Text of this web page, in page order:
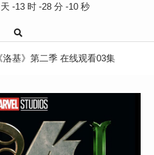
-13 时 -28 分 -11 秒
洛基》第二季 在线观看03集